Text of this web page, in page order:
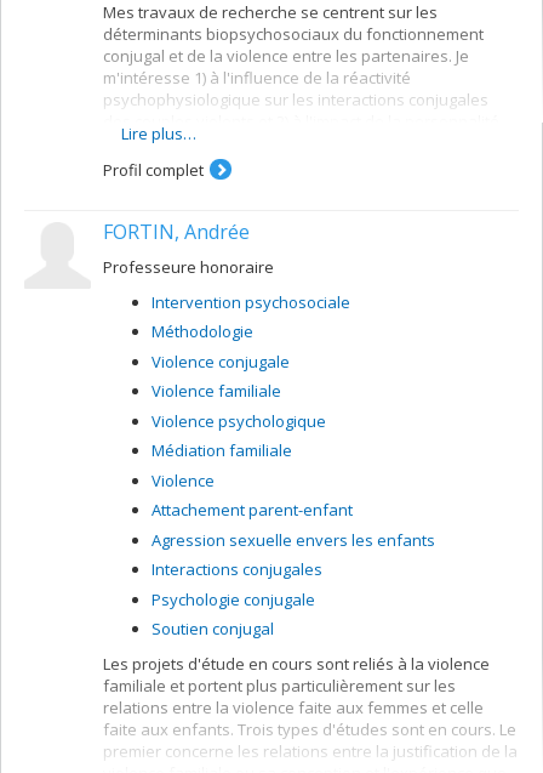
(CRIPCAS).
Mes travaux de recherche se centrent sur les
déterminants biopsychosociaux du fonctionnement
conjugal et de la violence entre les partenaires. Je
m'intéresse 1) à l'influence de la réactivité
psychophysiologique sur les interactions conjugales
des conjoints sur divers aspects du fonctionnement
conjugal.
numériques, plus particulièrement des médias sociaux,
sur les relations intimes des adolescents et des jeunes
adultes. Mes travaux portent sur la manière dont les
cette utilisation affecte l'intimité, les conflits et la qualité
de leurs relations amoureuses.
Lire plus…
Profil complet
FORTIN, Andrée
Professeure honoraire
Intervention psychosociale
Méthodologie
Violence conjugale
Violence familiale
Violence psychologique
Médiation familiale
Violence
Attachement parent-enfant
Agression sexuelle envers les enfants
Interactions conjugales
Psychologie conjugale
Soutien conjugal
Les projets d'étude en cours sont reliés à la violence
familiale et portent plus particulièrement sur les
relations entre la violence faite aux femmes et celle
faite aux enfants. Trois types d'études sont en cours. Le
premier concerne les relations entre la justification de la